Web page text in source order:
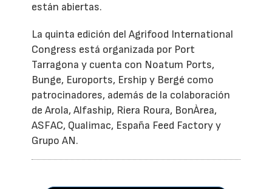
están abiertas.
La quinta edición del Agrifood International
Congress está organizada por Port
Tarragona y cuenta con Noatum Ports,
Bunge, Euroports, Ership y Bergé como
patrocinadores, además de la colaboración
de Arola, Alfaship, Riera Roura, BonÀrea,
ASFAC, Qualimac, España Feed Factory y
Grupo AN.